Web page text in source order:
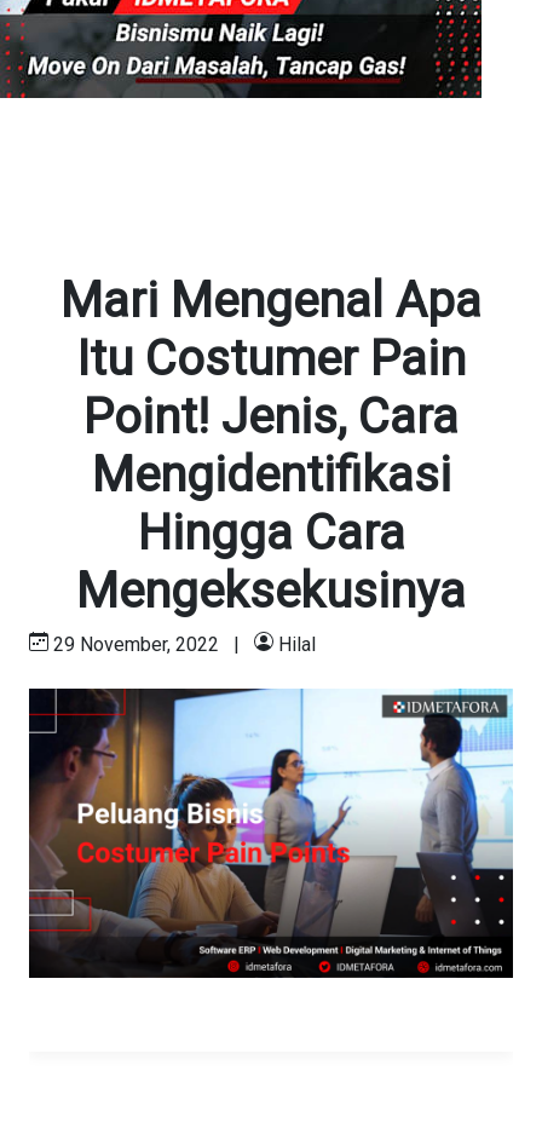
Mari Mengenal Apa
Itu Costumer Pain
Point! Jenis, Cara
Mengidentifikasi
Hingga Cara
Mengeksekusinya
29 November, 2022 | Hilal